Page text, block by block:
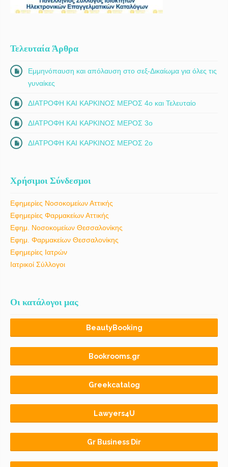
Τελευταία Άρθρα
Εμμηνόπαυση και απόλαυση στο σεξ-Δικαίωμα για όλες τις
γυναίκες
ΔΙΑΤΡΟΦΗ ΚΑΙ ΚΑΡΚΙΝΟΣ ΜΕΡΟΣ 4ο και Τελευταίο
ΔΙΑΤΡΟΦΗ ΚΑΙ ΚΑΡΚΙΝΟΣ ΜΕΡΟΣ 3ο
ΔΙΑΤΡΟΦΗ ΚΑΙ ΚΑΡΚΙΝΟΣ ΜΕΡΟΣ 2ο
Χρήσιμοι Σύνδεσμοι
Εφημερίες Νοσοκομείων Αττικής
Εφημερίες Φαρμακείων Αττικής
Εφημ. Νοσοκομείων Θεσσαλονίκης
Εφημ. Φαρμακείων Θεσσαλονίκης
Εφημερίες Ιατρών
Ιατρικοί Σύλλογοι
Οι κατάλογοι μας
BeautyBooking
Bookrooms.gr
Greekcatalog
Lawyers4U
Gr Business Dir